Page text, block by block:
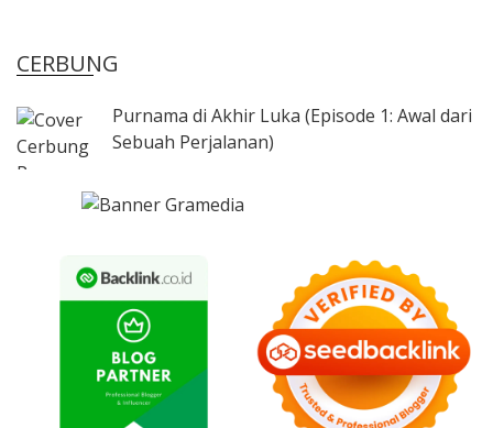
CERBUNG
Purnama di Akhir Luka (Episode 1: Awal dari
Sebuah Perjalanan)